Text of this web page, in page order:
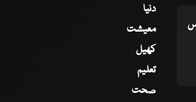
دنیا
معیشت
کھیل
تعلیم
صحت